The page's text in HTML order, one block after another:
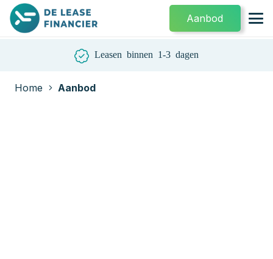
Aanbod
Leasen binnen 1-3 dagen
Home Aanbod